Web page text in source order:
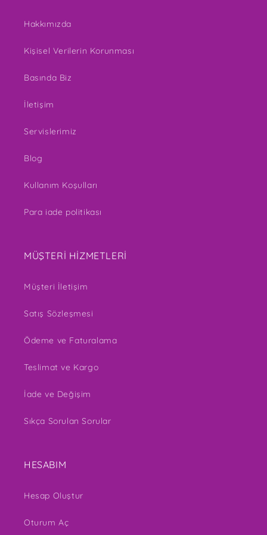
Hakkımızda
Kişisel Verilerin Korunması
Basında Biz
İletişim
Servislerimiz
Blog
Kullanım Koşulları
Para iade politikası
MÜŞTERİ HİZMETLERİ
Müşteri İletişim
Satış Sözleşmesi
Ödeme ve Faturalama
Teslimat ve Kargo
İade ve Değişim
Sıkça Sorulan Sorular
HESABIM
Hesap Oluştur
Oturum Aç